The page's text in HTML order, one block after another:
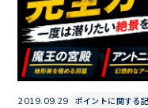
2019.09.29 ポイントに関する